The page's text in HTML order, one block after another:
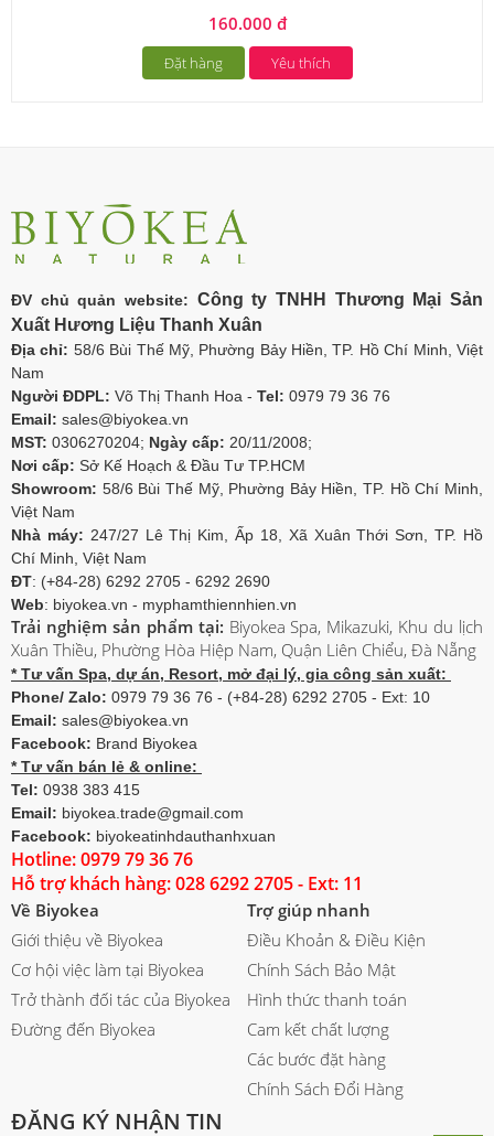
160.000 đ
Đặt hàng Yêu thích
ĐV chủ quản website: Công ty TNHH Thương Mại Sản
Xuất Hương Liệu Thanh Xuân
Địa chỉ: 58/6 Bùi Thế Mỹ, Phường Bảy Hiền, TP. Hồ Chí Minh, Việt
Nam
Người ĐDPL: Võ Thị Thanh Hoa - Tel: 0979 79 36 76
Email: sales@biyokea.vn
MST: 0306270204; Ngày cấp: 20/11/2008;
Nơi cấp: Sở Kế Hoạch & Đầu Tư TP.HCM
Showroom: 58/6 Bùi Thế Mỹ, Phường Bảy Hiền, TP. Hồ Chí Minh,
Việt Nam
Nhà máy: 247/27 Lê Thị Kim, Ấp 18, Xã Xuân Thới Sơn, TP. Hồ
Chí Minh, Việt Nam
ĐT: (+84-28) 6292 2705 - 6292 2690
Web: biyokea.vn - myphamthiennhien.vn
Trải nghiệm sản phẩm tại: Biyokea Spa, Mikazuki, Khu du lịch
Xuân Thiều, Phường Hòa Hiệp Nam, Quận Liên Chiểu, Đà Nẵng
* Tư vấn Spa, dự án, Resort, mở đại lý, gia công sản xuất:
Phone/ Zalo: 0979 79 36 76 - (+84-28) 6292 2705 - Ext: 10
Email: sales@biyokea.vn
Facebook: Brand Biyokea
* Tư vấn bán lẻ & online:
Tel: 0938 383 415
Email: biyokea.trade@gmail.com
Facebook: biyokeatinhdauthanhxuan
Hotline: 0979 79 36 76
Hỗ trợ khách hàng: 028 6292 2705 - Ext: 11
Về Biyokea
Giới thiệu về Biyokea
Cơ hội việc làm tại Biyokea
Trở thành đối tác của Biyokea
Đường đến Biyokea
Trợ giúp nhanh
Điều Khoản & Điều Kiện
Chính Sách Bảo Mật
Hình thức thanh toán
Cam kết chất lượng
Các bước đặt hàng
Chính Sách Đổi Hàng
ĐĂNG KÝ NHẬN TIN